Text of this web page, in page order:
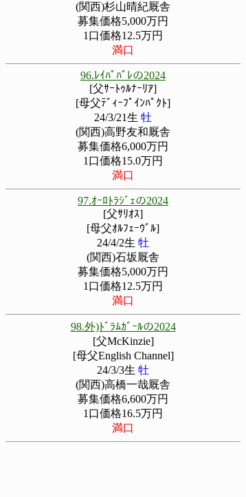
(関西)杉山晴紀厩舎
募集価格5,000万円
1口価格12.5万円
満口
96.ﾚｲﾊﾟﾊﾟﾚの2024
[父ｻｰﾄｩﾙﾅｰﾘｱ]
[母父ﾃﾞｨｰﾌﾟｲﾝﾊﾟｸﾄ]
24/3/21生 牡
(関西)高野友和厩舎
募集価格6,000万円
1口価格15.0万円
満口
97.ｵｰﾛﾄﾗｼﾞｪの2024
[父ｻﾘｵｽ]
[母父ｵﾙﾌｪｰｳﾞﾙ]
24/4/2生 牡
(関西)石坂厩舎
募集価格5,000万円
1口価格12.5万円
満口
98.外)ﾄﾞﾗﾑｶﾞｰﾙの2024
[父McKinzie]
[母父English Channel]
24/3/3生 牡
(関西)高橋一哉厩舎
募集価格6,600万円
1口価格16.5万円
満口